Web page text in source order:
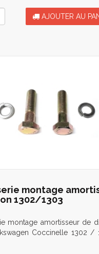
AJOUTER AU
montage
1302/1303
montage amortisseur de
Coccinelle 1302 /